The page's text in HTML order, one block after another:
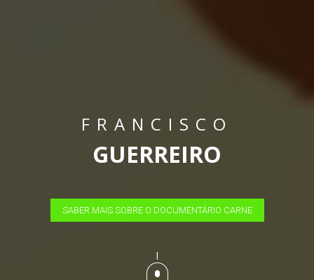
FRANCISCO
GUERREIRO
SABER MAIS SOBRE O DOCUMENTÁRIO CARNE
|